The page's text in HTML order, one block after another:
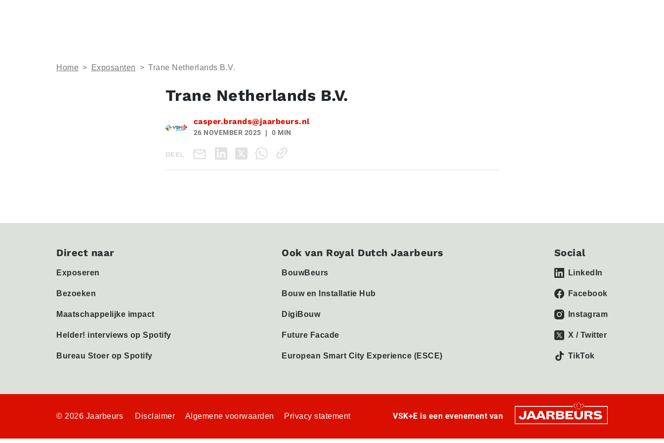
Home > Exposanten > Trane Netherlands B.V.
Trane Netherlands B.V.
casper.brands@jaarbeurs.nl
26 NOVEMBER 2025 0 MIN
DEEL
Direct naar
Exposeren
Bezoeken
Maatschappelijke impact
Helder! interviews op Spotify
Bureau Stoer op Spotify
Ook van Royal Dutch Jaarbeurs
BouwBeurs
Bouw en Installatie Hub
DigiBouw
Future Facade
European Smart City Experience (ESCE)
Social
LinkedIn
Facebook
Instagram
X / Twitter
TikTok
© 2026 Jaarbeurs Disclaimer Algemene voorwaarden Privacy statement VSK+E is een evenement van